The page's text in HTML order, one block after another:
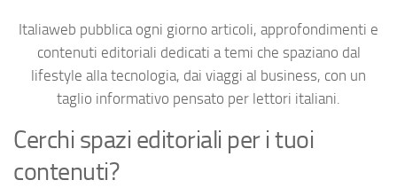
Italiaweb pubblica ogni giorno articoli, approfondimenti e
contenuti editoriali dedicati a temi che spaziano dal
lifestyle alla tecnologia, dai viaggi al business, con un
taglio informativo pensato per lettori italiani.
Cerchi spazi editoriali per i tuoi
contenuti?